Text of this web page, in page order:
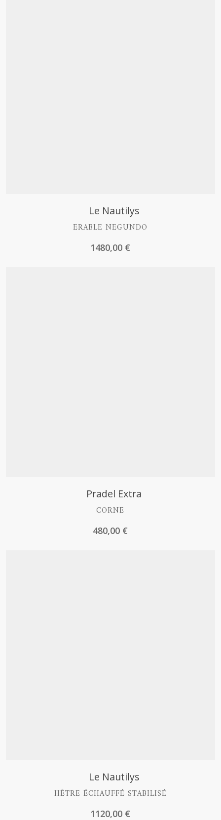
Le Nautilys
ERABLE NEGUNDO
1480,00 €
Découvrir
Pradel Extra
CORNE
480,00 €
Le Nautilys
HÊTRE ÉCHAUFFÉ STABILISÉ
1120,00 €